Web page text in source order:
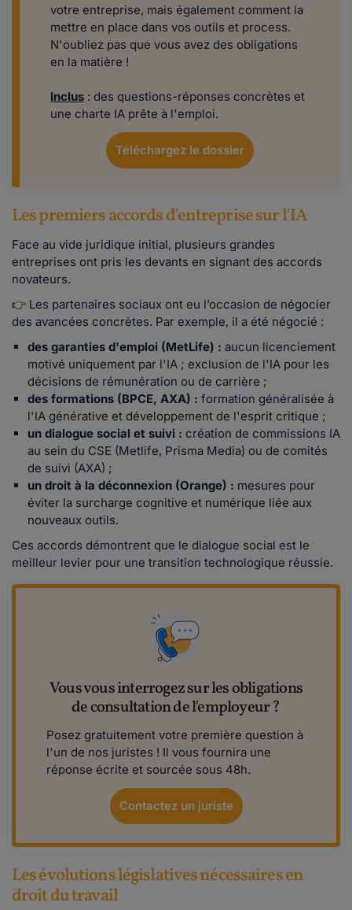
votre entreprise, mais également comment la
mettre en place dans vos outils et process.
N'oubliez pas que vous avez des obligations
en la matière !
Inclus : des questions-réponses concrètes et
une charte IA prête à l'emploi.
Téléchargez le dossier
Les premiers accords d'entreprise sur l'IA
Face au vide juridique initial, plusieurs grandes
entreprises ont pris les devants en signant des accords
novateurs.
👉 Les partenaires sociaux ont eu l’occasion de négocier
des avancées concrètes. Par exemple, il a été négocié :
des garanties d'emploi (MetLife) : aucun licenciement
motivé uniquement par l'IA ; exclusion de l'IA pour les
décisions de rémunération ou de carrière ;
des formations (BPCE, AXA) : formation généralisée à
l'IA générative et développement de l'esprit critique ;
un dialogue social et suivi : création de commissions IA
au sein du CSE (Metlife, Prisma Media) ou de comités
de suivi (AXA) ;
un droit à la déconnexion (Orange) : mesures pour
éviter la surcharge cognitive et numérique liée aux
nouveaux outils.
Ces accords démontrent que le dialogue social est le
meilleur levier pour une transition technologique réussie.
Vous vous interrogez sur les obligations
de consultation de l'employeur ?
Posez gratuitement votre première question à
l'un de nos juristes ! Il vous fournira une
réponse écrite et sourcée sous 48h.
Contactez un juriste
Les évolutions législatives nécessaires en
droit du travail